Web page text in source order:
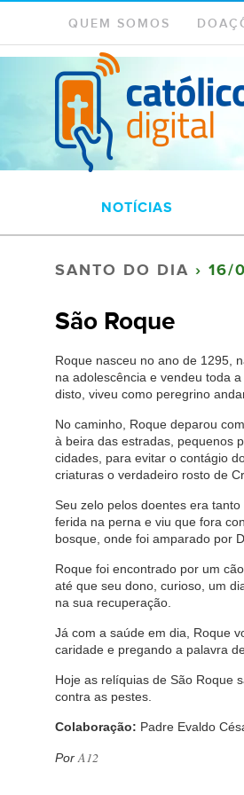
QUEM SOMOS
NOTÍCIAS
SANTO DO DIA › 16/
São Roque
Roque nasceu no ano de 1295,
na adolescência e vendeu toda
disto, viveu como peregrino
No caminho, Roque deparou
à beira das estradas, pequenos
cidades, para evitar o contágio
criaturas o verdadeiro rosto de
Seu zelo pelos doentes era
ferida na perna e viu que fora
bosque, onde foi amparado por
Roque foi encontrado por um
até que seu dono, curioso, um
na sua recuperação.
Já com a saúde em dia, Roque
caridade e pregando a palavra
Hoje as relíquias de São Roque
contra as pestes.
Colaboração: Padre Evaldo
Por A12